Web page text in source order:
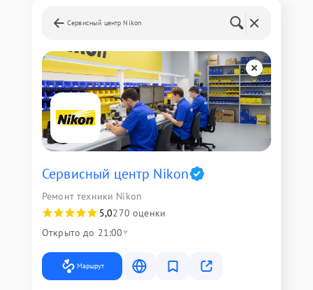
Сервисный центр Nikon
Сервисный центр Nikon
Ремонт техники Nikon
5,0270 оценки
Открыто до 21:00
Маршрут